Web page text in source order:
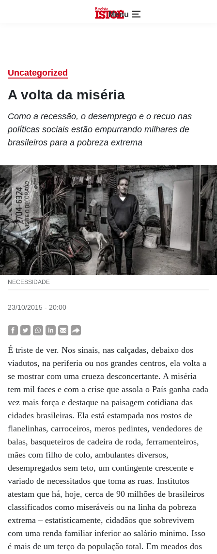
Menu
Uncategorized
A volta da miséria
Como a recessão, o desemprego e o recuo nas
políticas sociais estão empurrando milhares de
brasileiros para a pobreza extrema
NECESSIDADE
23/10/2015 - 20:00
É triste de ver. Nos sinais, nas calçadas, debaixo dos
viadutos, na periferia ou nos grandes centros, ela volta a
se mostrar com uma crueza desconcertante. A miséria
tem mil faces e com a crise que assola o País ganha cada
vez mais força e destaque na paisagem cotidiana das
cidades brasileiras. Ela está estampada nos rostos de
flanelinhas, carroceiros, meros pedintes, vendedores de
balas, basqueteiros de cadeira de roda, ferramenteiros,
mães com filho de colo, ambulantes diversos,
desempregados sem teto, um contingente crescente e
variado de necessitados que toma as ruas. Institutos
atestam que há, hoje, cerca de 90 milhões de brasileiros
classificados como miseráveis ou na linha da pobreza
extrema – estatisticamente, cidadãos que sobrevivem
com uma renda familiar inferior ao salário mínimo. Isso
é mais de um terço da população total. Em meados dos